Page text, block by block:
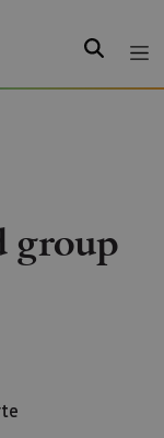
Search
group